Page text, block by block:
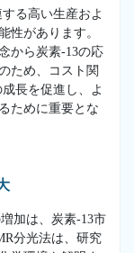
る高い生産およ
性があります。
から炭素-13の応
ため、コスト関
長を促進し、よ
ために重要とな
加は、炭素-13市
分光法は、研究